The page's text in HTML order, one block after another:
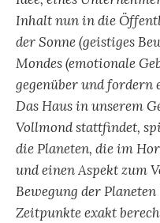
Inhalt nun in die
der Sonne (geistiges
Mondes (emotionale
gegenüber und fordern
Das Haus in unserem
Vollmond stattfindet,
die Planeten, die im
und einen Aspekt zum
Bewegung der
Zeitpunkte exakt